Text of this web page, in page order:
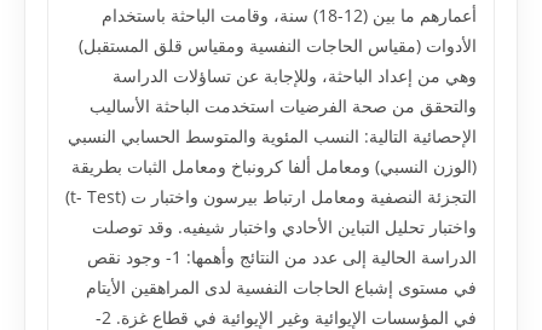
أعمارهم ما بين (12-18) سنة، وقامت الباحثة باستخدام
الأدوات (مقياس الحاجات النفسية ومقياس قلق المستقبل)
وهي من إعداد الباحثة، وللإجابة عن تساؤلات الدراسة
والتحقق من صحة الفرضيات استخدمت الباحثة الأساليب
الإحصائية التالية: النسب المئوية والمتوسط الحسابي النسبي
(الوزن النسبي) ومعامل ألفا كرونباخ ومعامل الثبات بطريقة
التجزئة النصفية ومعامل ارتباط بيرسون واختبار ت (t- Test)
واختبار تحليل التباين الأحادي واختبار شيفيه. وقد توصلت
الدراسة الحالية إلى عدد من النتائج وأهمها: 1- وجود نقص
في مستوى إشباع الحاجات النفسية لدى المراهقين الأيتام
في المؤسسات الإيوائية وغير الإيوائية في قطاع غزة. 2-